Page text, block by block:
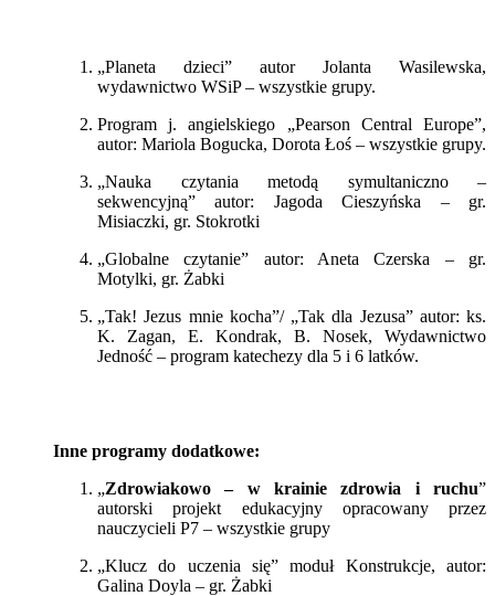
„Planeta dzieci” autor Jolanta Wasilewska,
wydawnictwo WSiP – wszystkie grupy.
Program j. angielskiego „Pearson Central Europe”,
autor: Mariola Bogucka, Dorota Łoś – wszystkie grupy.
„Nauka czytania metodą symultaniczno –
sekwencyjną” autor: Jagoda Cieszyńska – gr.
Misiaczki, gr. Stokrotki
„Globalne czytanie” autor: Aneta Czerska – gr.
Motylki, gr. Żabki
„Tak! Jezus mnie kocha”/ „Tak dla Jezusa” autor: ks.
K. Zagan, E. Kondrak, B. Nosek, Wydawnictwo
Jedność – program katechezy dla 5 i 6 latków.
Inne programy dodatkowe:
„Zdrowiakowo – w krainie zdrowia i ruchu”
autorski projekt edukacyjny opracowany przez
nauczycieli P7 – wszystkie grupy
„Klucz do uczenia się” moduł Konstrukcje, autor:
Galina Doyla – gr. Żabki